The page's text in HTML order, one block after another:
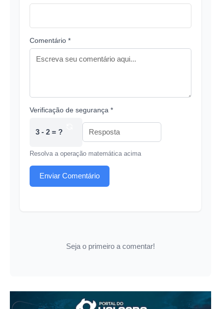
Comentário *
Verificação de segurança *
3 - 2 = ?
Resolva a operação matemática acima
Enviar Comentário
Seja o primeiro a comentar!